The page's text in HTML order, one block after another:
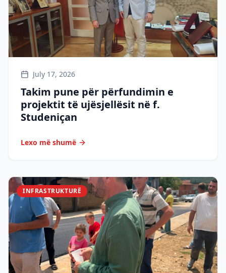
July 17, 2026
Takim pune për përfundimin e
projektit të ujësjellësit në f.
Studeniçan
Lexo më shumë
INFRASTRUKTURË